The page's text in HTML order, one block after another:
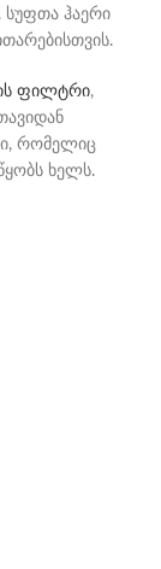
სუფთა ჰაერი
ფილტრი,
რომელიც
ხელს.